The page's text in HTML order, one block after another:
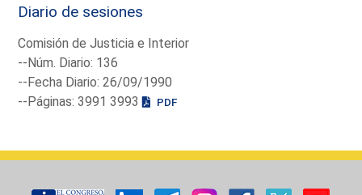
Diario de sesiones
Comisión de Justicia e Interior
--Núm. Diario: 136
--Fecha Diario: 26/09/1990
--Páginas: 3991 3993
PDF